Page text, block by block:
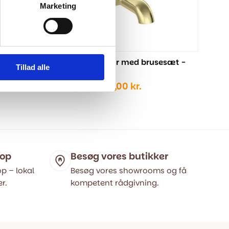
Marketing
Tillad alle
-
Badekarsarmatur med brusesæt -
2.599,00 kr.
– lokal
Besøg vores butikker
Besøg vores showrooms og få
kompetent rådgivning.